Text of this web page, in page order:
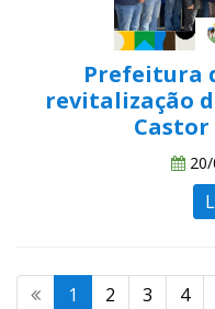
Prefeitura
revitalização
Castor
1 2 3 4